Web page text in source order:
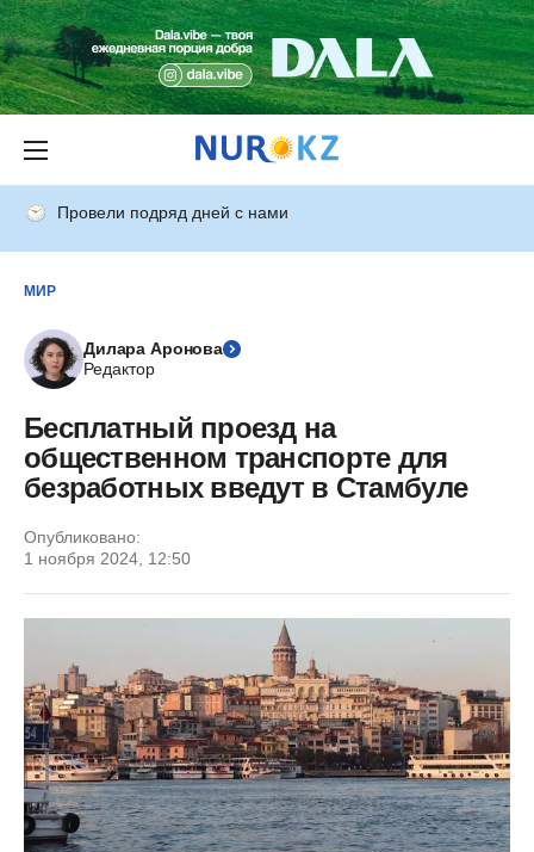
Провели подряд дней с нами
МИР
Дилара Аронова
Редактор
Бесплатный проезд на
общественном транспорте для
безработных введут в Стамбуле
Опубликовано:
1 ноября 2024, 12:50